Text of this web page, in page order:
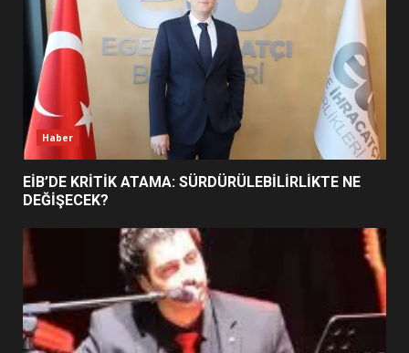
6
BURHANİYE SATRANÇ
TURNUVASI KAYITLARI NEYİ
DEĞİŞTİRİYOR?
BURHANİYE BELEDİYESPOR’DA
YENİ YÖNETİM NASIL
Haber
EİB’DE KRİTİK ATAMA: SÜRDÜRÜLEBİLİRLİKTE NE
DEĞİŞECEK?